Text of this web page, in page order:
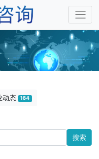
动态 164
搜索